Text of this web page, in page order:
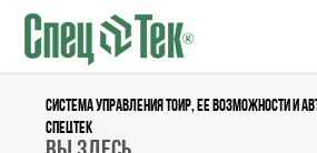
СИСТЕМА УПРАВЛЕНИЯ ТОИР, ЕЕ ВОЗМОЖНОСТИ И
СПЕЦТЕК